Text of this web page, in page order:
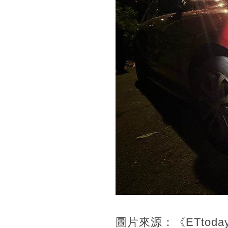
圖片來源：《